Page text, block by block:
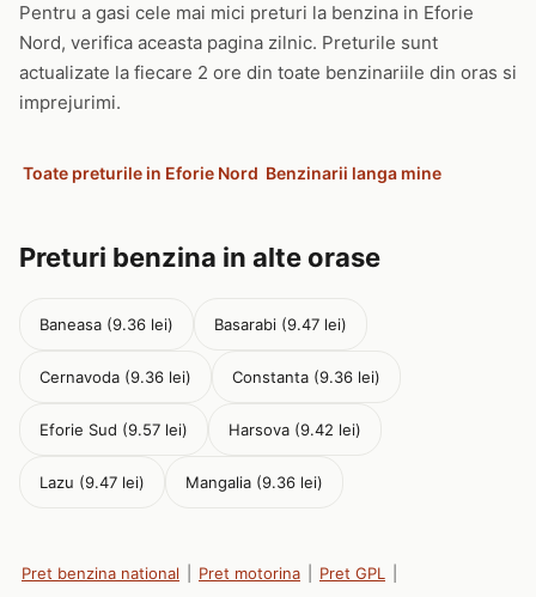
Pentru a gasi cele mai mici preturi la benzina in Eforie
Nord, verifica aceasta pagina zilnic. Preturile sunt
actualizate la fiecare 2 ore din toate benzinariile din oras si
imprejurimi.
Toate preturile in Eforie Nord Benzinarii langa mine
Preturi benzina in alte orase
Baneasa (9.36 lei) Basarabi (9.47 lei)
Cernavoda (9.36 lei) Constanta (9.36 lei)
Eforie Sud (9.57 lei) Harsova (9.42 lei)
Lazu (9.47 lei) Mangalia (9.36 lei)
Pret benzina national Pret motorina Pret GPL